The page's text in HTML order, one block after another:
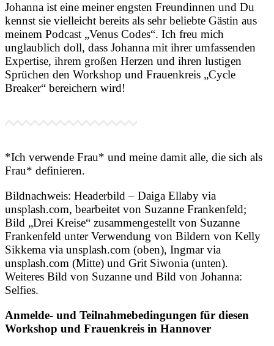
Johanna ist eine meiner engsten Freundinnen und Du
kennst sie vielleicht bereits als sehr beliebte Gästin aus
meinem Podcast „Venus Codes“. Ich freu mich
unglaublich doll, dass Johanna mit ihrer umfassenden
Expertise, ihrem großen Herzen und ihren lustigen
Sprüchen den Workshop und Frauenkreis „Cycle
Breaker“ bereichern wird!
*Ich verwende Frau* und meine damit alle, die sich als
Frau* definieren.
Bildnachweis: Headerbild – Daiga Ellaby via
unsplash.com, bearbeitet von Suzanne Frankenfeld;
Bild „Drei Kreise“ zusammengestellt von Suzanne
Frankenfeld unter Verwendung von Bildern von Kelly
Sikkema via unsplash.com (oben), Ingmar via
unsplash.com (Mitte) und Grit Siwonia (unten).
Weiteres Bild von Suzanne und Bild von Johanna:
Selfies.
Anmelde- und Teilnahmebedingungen für diesen
Workshop und Frauenkreis in Hannover